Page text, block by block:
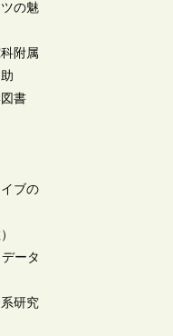
の魅
附属
書
ブの
ータ
研究